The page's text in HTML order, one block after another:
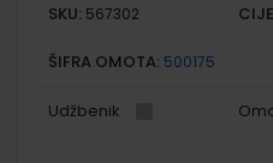
SKU: 567302
ŠIFRA OMOTA: 500175
Udžbenik